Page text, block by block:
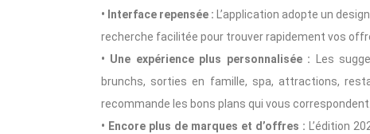
• Interface repensée : L’application adopte un
recherche facilitée pour trouver rapidement vos
• Une expérience plus personnalisée : Les
brunchs, sorties en famille, spa, attractions,
recommande les bons plans qui vous correspondent.
• Encore plus de marques et d’offres : L’édition